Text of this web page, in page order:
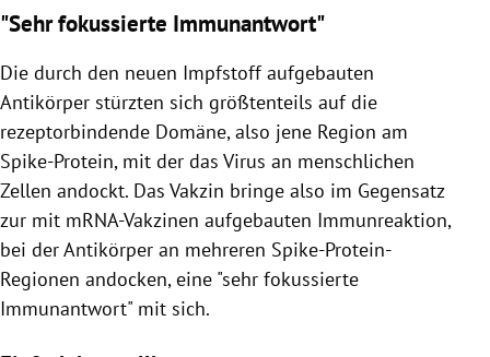
"Sehr fokussierte Immunantwort"
Die durch den neuen Impfstoff aufgebauten
Antikörper stürzten sich größtenteils auf die
rezeptorbindende Domäne, also jene Region am
Spike-Protein, mit der das Virus an menschlichen
Zellen andockt. Das Vakzin bringe also im Gegensatz
zur mit mRNA-Vakzinen aufgebauten Immunreaktion,
bei der Antikörper an mehreren Spike-Protein-
Regionen andocken, eine "sehr fokussierte
Immunantwort" mit sich.